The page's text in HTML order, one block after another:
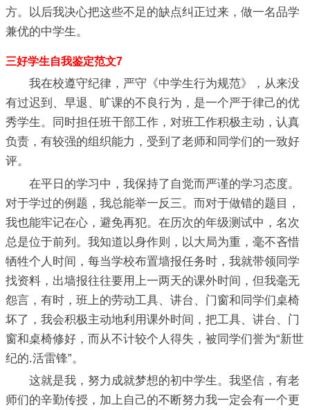
方。以后我决心把这些不足的缺点纠正过来，做一名品学
兼优的中学生。
三好学生自我鉴定范文7
我在校遵守纪律，严守《中学生行为规范》，从来没
有过迟到、早退、旷课的不良行为，是一个严于律己的优
秀学生。同时担任班干部工作，对班工作积极主动，认真
负责，有较强的组织能力，受到了老师和同学们的一致好
评。
在平日的学习中，我保持了自觉而严谨的学习态度。
对于学过的例题，我总能举一反三。而对于做错的题目，
我也能牢记在心，避免再犯。在历次的年级测试中，名次
总是位于前列。我知道以身作则，以大局为重，毫不吝惜
牺牲个人时间，每当学校布置墙报任务时，我就带领同学
找资料，出墙报往往要用上一两天的课外时间，但我毫无
怨言，有时，班上的劳动工具、讲台、门窗和同学们桌椅
坏了，我会积极主动地利用课外时间，把工具、讲台、门
窗和桌椅修好，而从不计较个人得失，被同学们誉为“新世
纪的.活雷锋”。
这就是我，努力成就梦想的初中学生。我坚信，有老
师们的辛勤传授，加上自己的不断努力我一定会有一个更